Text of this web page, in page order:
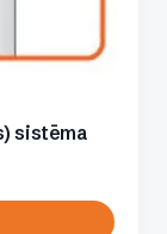
sistēma